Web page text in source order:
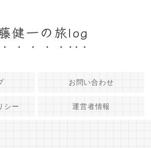
健一の旅log
お問い合わせ
シー 運営者情報